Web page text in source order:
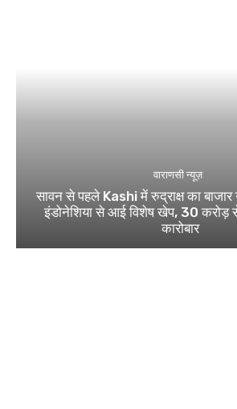
वाराणसी न्यूज़
सावन से पहले Kashi में रुद्राक्ष का
इंडोनेशिया से आई विशेष खेप, 30 करोड़
कारोबार